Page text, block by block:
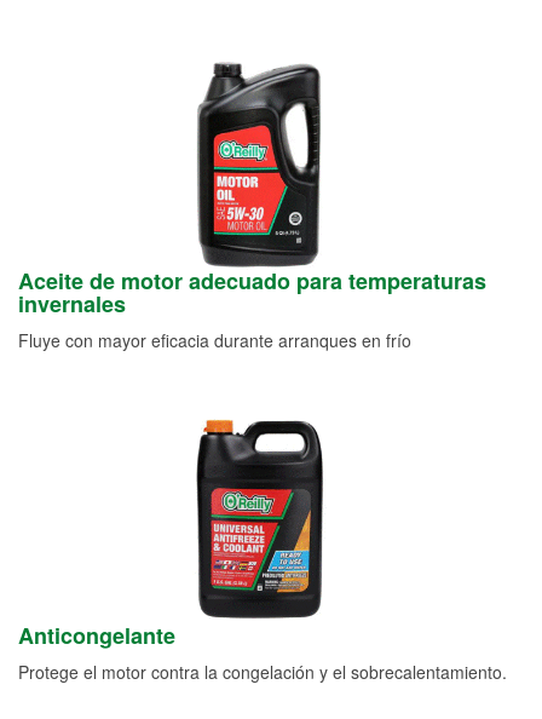
Aceite de motor adecuado para temperaturas
invernales
Fluye con mayor eficacia durante arranques en frío
Anticongelante
Protege el motor contra la congelación y el sobrecalentamiento.